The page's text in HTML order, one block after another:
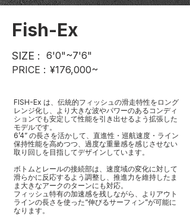
Fish-Ex
SIZE : 6'0"~7'6"
PRICE : ¥176,000~
FISH-Ex は、伝統的フィッシュの滑走特性をロング
レンジ化し、より大きな波やパワーのあるコンディ
ションでも安定して性能を引き出せるよう拡張した
モデルです。
6’4” の長さを活かして、直進性・巡航速度・ライン
保持性能を高めつつ、過度な重量感を感じさせない
取り回しを目指してデザインしています。
ボトムとレールの接続部は、速度域の変化に対して
滑らかに反応するよう調整し、推進力を維持したま
ま大きなアークのターンにも対応。
フィッシュ特有の加速感を残しながら、よりアウト
ラインの長さを使った“伸びるサーフィン”が可能に
なります。